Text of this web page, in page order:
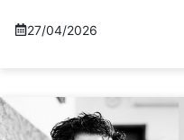
27/04/2026